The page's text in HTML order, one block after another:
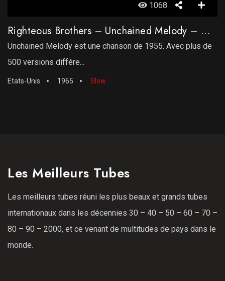
1068
Righteous Brothers – Unchained Melody – Ghost
Unchained Melody est une chanson de 1955. Avec plus de
500 versions différe...
Etats-Unis 1965 Slow
Les Meilleurs Tubes
Les meilleurs tubes réuni les plus beaux et grands tubes
internationaux dans les décennies 30 – 40 – 50 – 60 – 70 –
80 – 90 – 2000, et ce venant de multitudes de pays dans le
monde.